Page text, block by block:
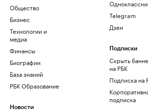
Общество
Бизнес
Технологии и
медиа
Финансы
Биографии
База знаний
РБК Образование
Новости
Telegram
Дзен
Подписки
Скрыть
на РБК
Подписка на
подписка